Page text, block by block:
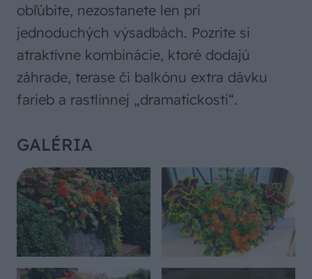
obľúbite, nezostanete len pri
jednoduchých výsadbách. Pozrite si
atraktívne kombinácie, ktoré dodajú
záhrade, terase či balkónu extra dávku
farieb a rastlinnej „dramatickosti“.
GALÉRIA